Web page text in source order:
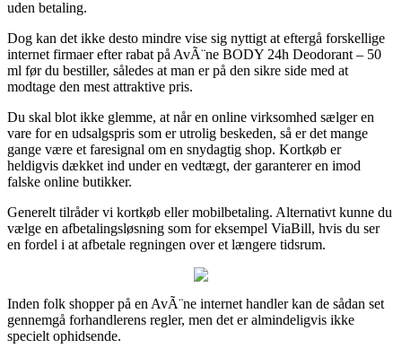
uden betaling.
Dog kan det ikke desto mindre vise sig nyttigt at eftergå forskellige
internet firmaer efter rabat på AvÃ¨ne BODY 24h Deodorant – 50
ml før du bestiller, således at man er på den sikre side med at
modtage den mest attraktive pris.
Du skal blot ikke glemme, at når en online virksomhed sælger en
vare for en udsalgspris som er utrolig beskeden, så er det mange
gange være et faresignal om en snydagtig shop. Kortkøb er
heldigvis dækket ind under en vedtægt, der garanterer en imod
falske online butikker.
Generelt tilråder vi kortkøb eller mobilbetaling. Alternativt kunne du
vælge en afbetalingsløsning som for eksempel ViaBill, hvis du ser
en fordel i at afbetale regningen over et længere tidsrum.
Inden folk shopper på en AvÃ¨ne internet handler kan de sådan set
gennemgå forhandlerens regler, men det er almindeligvis ikke
specielt ophidsende.